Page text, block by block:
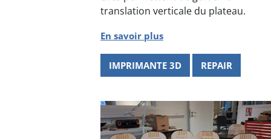
translation verticale du plateau.
En savoir plus
IMPRIMANTE 3D REPAIR